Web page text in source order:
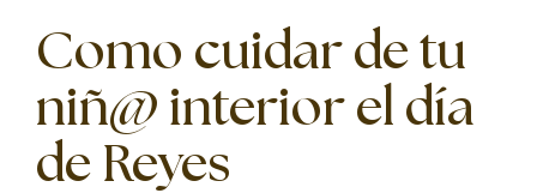
CURSOS
TERAPIAS
Como cuidar de tu
niñ@ interior el día
de Reyes